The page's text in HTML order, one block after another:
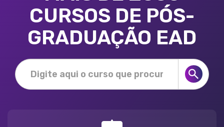
CURSOS DE PÓS-
GRADUAÇÃO EAD